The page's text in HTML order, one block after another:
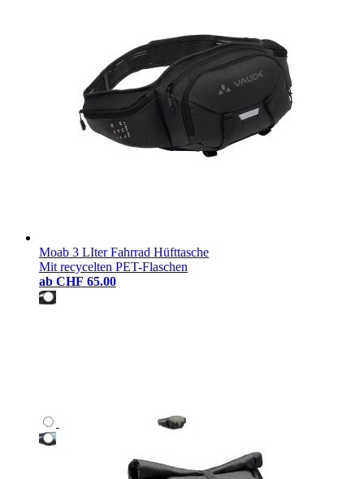
Moab 3 LIter Fahrrad Hüfttasche
Mit recycelten PET-Flaschen
ab CHF 65.00